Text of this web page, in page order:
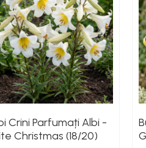
Crini Parfumați Albi -
Christmas (18/20)